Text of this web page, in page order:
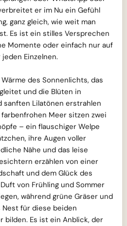
er im Nu ein Gefühl
ganz gleich, wie weit man
Es ist ein stilles Versprechen
Momente oder einfach nur auf
Einzelnen.
des Sonnenlichts, das
und die Blüten in
sanften Lilatönen erstrahlen
Meer sitzen zwei
– ein flauschiger Welpe
ihre Augen voller
Nähe und das leise
erzählen von einer
und dem Glück des
von Frühling und Sommer
während grüne Gräser und
für diese beiden
bilden. Es ist ein Anblick, der